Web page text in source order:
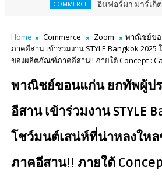
อินฟอร์มา มาร์เก็ตส์ ผนึกเครือข่าย
Home Commerce Zoom
พาณิชย์ขอ
ภาคอีสาน เข้าร่วมงาน STYLE Bangkok
ของผลิตภัณฑ์ภาคอีสาน!! ภายใต้ Concept :
พาณิชย์ขอนแก่น ยกทัพผู้ป
อีสาน เข้าร่วมงาน STYLE
โชว์มนต์เสน่ห์ที่น่าหลงให
ภาคอีสาน!! ภายใต้